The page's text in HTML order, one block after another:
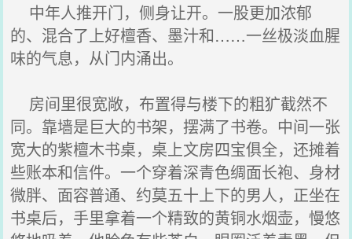
中年人推开门，侧身让开。一股更加浓郁
的、混合了上好檀香、墨汁和……一丝极淡血腥
味的气息，从门内涌出。
房间里很宽敞，布置得与楼下的粗犷截然不
同。靠墙是巨大的书架，摆满了书卷。中间一张
宽大的紫檀木书桌，桌上文房四宝俱全，还摊着
些账本和信件。一个穿着深青色绸面长袍、身材
微胖、面容普通、约莫五十上下的男人，正坐在
书桌后，手里拿着一个精致的黄铜水烟壶，慢悠